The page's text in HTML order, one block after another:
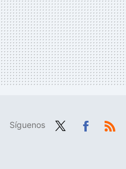
Síguenos